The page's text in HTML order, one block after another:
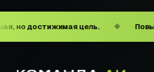
достижимая цель. ◆